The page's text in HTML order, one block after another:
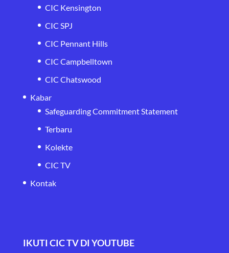
CIC Kensington
CIC SPJ
CIC Pennant Hills
CIC Campbelltown
CIC Chatswood
Kabar
Safeguarding Commitment Statement
Terbaru
Kolekte
CIC TV
Kontak
IKUTI CIC TV DI YOUTUBE